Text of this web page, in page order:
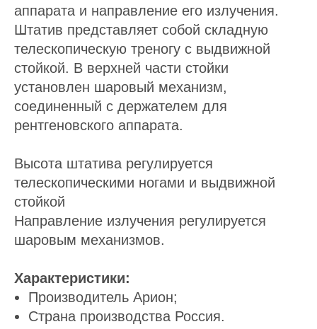
аппарата и направление его излучения.
Штатив представляет собой складную
телескопическую треногу с выдвижной
стойкой. В верхней части стойки
установлен шаровый механизм,
соединенный с держателем для
рентгеновского аппарата.
Высота штатива регулируется
телескопическими ногами и выдвижной
стойкой
Направление излучения регулируется
шаровым механизмов.
Характеристики:
Производитель Арион;
Страна производства Россия.